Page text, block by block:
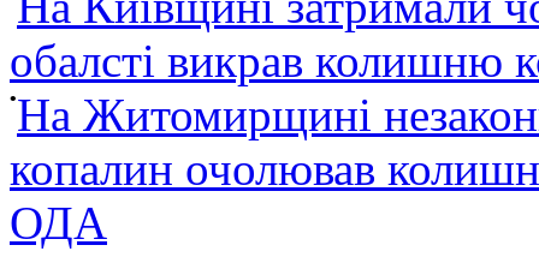
обалсті викрав колишню
•На Житомирщині
копалин очолював
ОДА